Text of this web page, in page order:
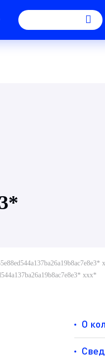
ххх*
О